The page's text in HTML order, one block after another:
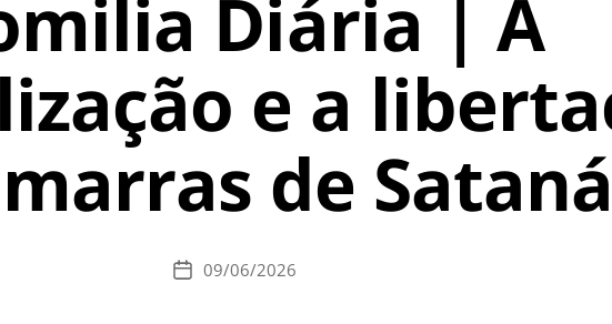
Diária | A
e a
de
Data09/06/2026